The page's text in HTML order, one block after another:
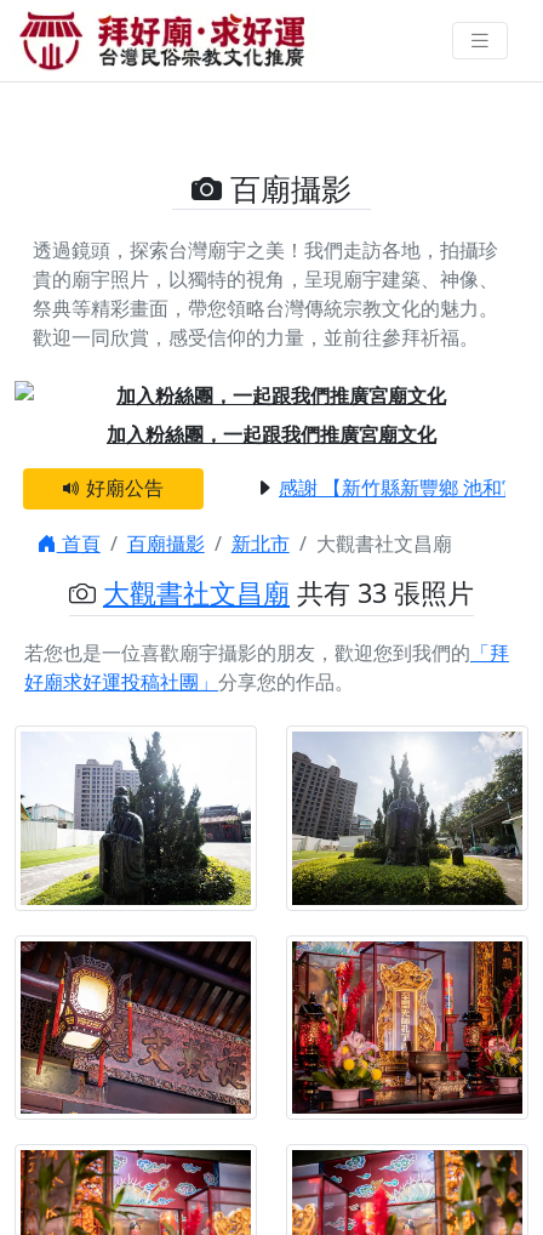
大觀書社文昌廟的攝影照片 | 拜好
廟求好運 找到與您有緣的信仰
百廟攝影
透過鏡頭，探索台灣廟宇之美！我們走訪各地，拍攝珍
貴的廟宇照片，以獨特的視角，呈現廟宇建築、神像、
祭典等精彩畫面，帶您領略台灣傳統宗教文化的魅力。
歡迎一同欣賞，感受信仰的力量，並前往參拜祈福。
加入粉絲團，一起跟我們推廣宮廟文化
Previous
好廟公告 感謝 【新竹縣新豐鄉 池和宮】
首頁 百廟攝影 新北市 大觀書社文昌廟
大觀書社文昌廟 共有 33 張照片
若您也是一位喜歡廟宇攝影的朋友，歡迎您到我們的 「拜
好廟求好運投稿社團」 分享您的作品。